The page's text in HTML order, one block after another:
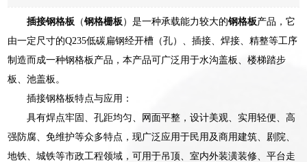
插接钢格板 （钢格栅板 ）是一种承载能力较大的钢格板产品，它
由一定尺寸的Q235低碳扁钢经开槽（孔）、插接、焊接、精整等工序
制造而成一种钢格板产品，本产品可广泛用于水沟盖板、楼梯踏步
板、池盖板。
插接钢格板特点与应用：
具有焊点牢固、孔距均匀、网面平整，设计美观、实用轻便、高
强防腐、免维护等众多特点，现广泛应用于民用及商用建筑、剧院、
地铁、城铁等市政工程领域，可用于吊顶、室内外装潢装修、平台走